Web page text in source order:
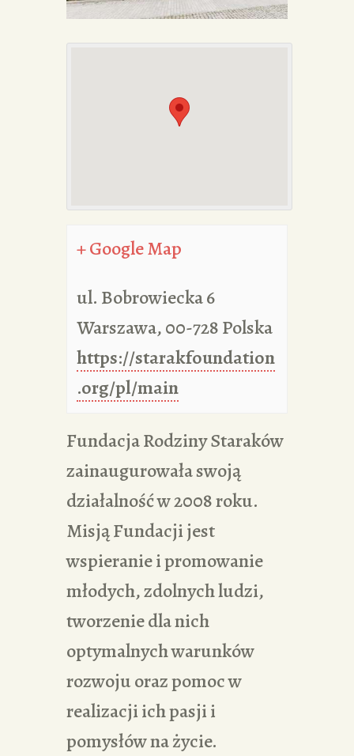
PORTFOLIA
+ Google Map
ul. Bobrowiecka 6
Warszawa,00-728Polska
https://starakfoundation
.org/pl/main
Fundacja Rodziny Staraków
zainaugurowała swoją
działalność w 2008 roku.
Misją Fundacji jest
wspieranie i promowanie
młodych, zdolnych ludzi,
tworzenie dla nich
optymalnych warunków
rozwoju oraz pomoc w
realizacji ich pasji i
pomysłów na życie.